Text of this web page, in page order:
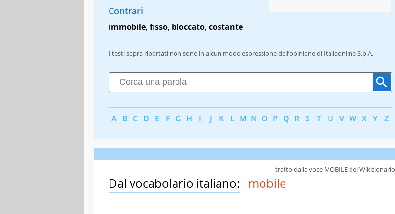
Contrari
immobile, fisso, bloccato, costante
I testi sopra riportati non sono in alcun modo espressione dell’opinione di Italiaonline S.p.A.
A B C D E F G H I J K L M N O P Q R S T U V W X Y Z
Dal vocabolario italiano: mobile
tratto dalla voce MOBILE del Wikizionario